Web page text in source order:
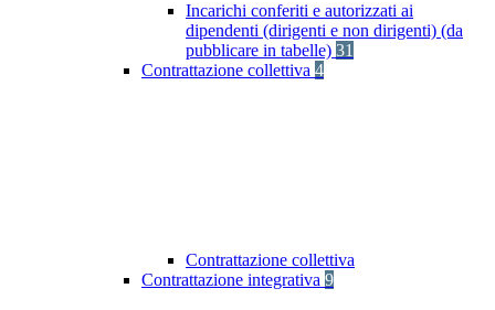
Incarichi conferiti e autorizzati ai
dipendenti (dirigenti e non dirigenti) (da
pubblicare in tabelle) 31
Contrattazione collettiva 4
Contrattazione collettiva
Contrattazione integrativa 9